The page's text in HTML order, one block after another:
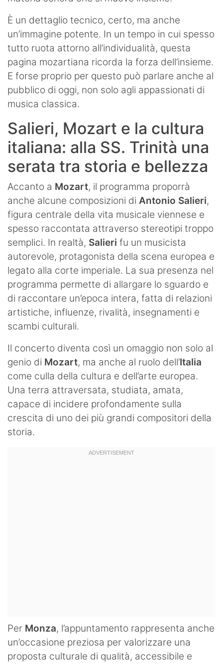
È un dettaglio tecnico, certo, ma anche
un’immagine potente. In un tempo in cui spesso
tutto ruota attorno all’individualità, questa
pagina mozartiana ricorda la forza dell’insieme.
E forse proprio per questo può parlare anche al
pubblico di oggi, non solo agli appassionati di
musica classica.
Salieri, Mozart e la cultura
italiana: alla SS. Trinità una
serata tra storia e bellezza
Accanto a Mozart, il programma proporrà
anche alcune composizioni di Antonio Salieri,
figura centrale della vita musicale viennese e
spesso raccontata attraverso stereotipi troppo
semplici. In realtà, Salieri fu un musicista
autorevole, protagonista della scena europea e
legato alla corte imperiale. La sua presenza nel
programma permette di allargare lo sguardo e
di raccontare un’epoca intera, fatta di relazioni
artistiche, influenze, rivalità, insegnamenti e
scambi culturali.
Il concerto diventa così un omaggio non solo al
genio di Mozart, ma anche al ruolo dell’Italia
come culla della cultura e dell’arte europea.
Una terra attraversata, studiata, amata,
capace di incidere profondamente sulla
crescita di uno dei più grandi compositori della
storia.
Per Monza, l’appuntamento rappresenta anche
un’occasione preziosa per valorizzare una
proposta culturale di qualità, accessibile e